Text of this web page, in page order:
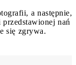
a następnie,
nań
się zgrywa.